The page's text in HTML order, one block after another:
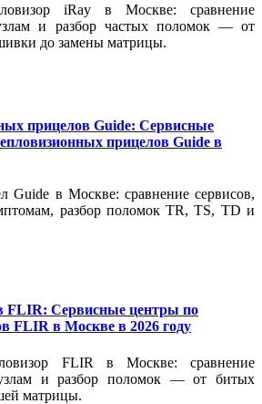
iRay в Москве: сравнение
и разбор частых поломок — от
до замены матрицы.
прицелов Guide: Сервисные
прицелов Guide в
Guide в Москве: сравнение сервисов,
разбор поломок TR, TS, TD и
FLIR: Сервисные центры по
FLIR в Москве в 2026 году
FLIR в Москве: сравнение
и разбор поломок — от битых
матрицы.